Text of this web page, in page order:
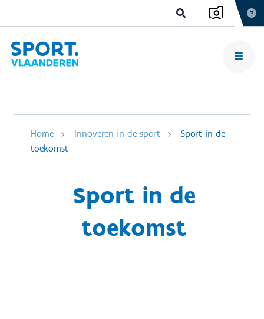
Home Innoveren in de sport
Sport in de
toekomst
Sport in de
toekomst